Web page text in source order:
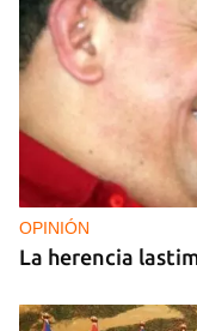
OPINIÓN
La herencia